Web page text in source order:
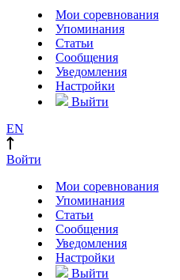
Мои соревнования
Упоминания
Статьи
Сообщения
Уведомления
Настройки
Выйти
EN
Войти
Мои соревнования
Упоминания
Статьи
Сообщения
Уведомления
Настройки
Выйти